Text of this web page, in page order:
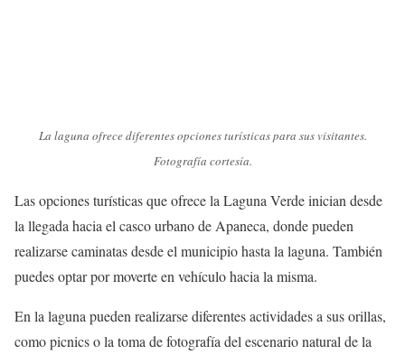
La laguna ofrece diferentes opciones turísticas para sus visitantes.
Fotografía cortesía.
Las opciones turísticas que ofrece la Laguna Verde inician desde
la llegada hacia el casco urbano de Apaneca, donde pueden
realizarse caminatas desde el municipio hasta la laguna. También
puedes optar por moverte en vehículo hacia la misma.
En la laguna pueden realizarse diferentes actividades a sus orillas,
como picnics o la toma de fotografía del escenario natural de la